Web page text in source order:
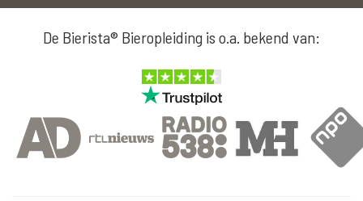
De Bierista® Bieropleiding is o.a. bekend van: